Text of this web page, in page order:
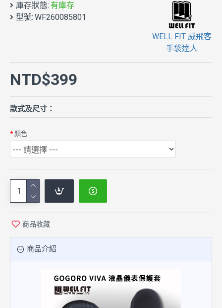
庫存狀態: 有庫存
型號: WF260085801
WELL FIT 威飛客
手袋達人
NTD$399
款式及尺寸：
顏色
商品收藏
商品介紹